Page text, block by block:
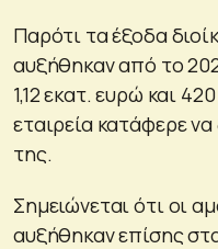
Παρότι τα έξοδα
αυξήθηκαν από το
1,12 εκατ. ευρώ και
εταιρεία κατάφερε
της.
Σημειώνεται ότι οι
αυξήθηκαν επίσης